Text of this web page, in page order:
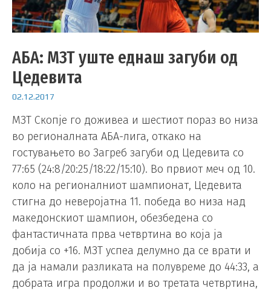
АБА: МЗТ уште еднаш загуби од
Цедевита
02.12.2017
МЗТ Скопје го доживеа и шестиот пораз во низа
во регионалната АБА-лига, откако на
гостувањето во Загреб загуби од Цедевита со
77:65 (24:8/20:25/18:22/15:10). Во првиот меч од 10.
коло на регионалниот шампионат, Цедевита
стигна до неверојатна 11. победа во низа над
македонскиот шампион, обезбедена со
фантастичната прва четвртина во која ја
добија со +16. МЗТ успеа делумно да се врати и
да ја намали разликата на полувреме до 44:33, а
добрата игра продолжи и во третата четвртина,